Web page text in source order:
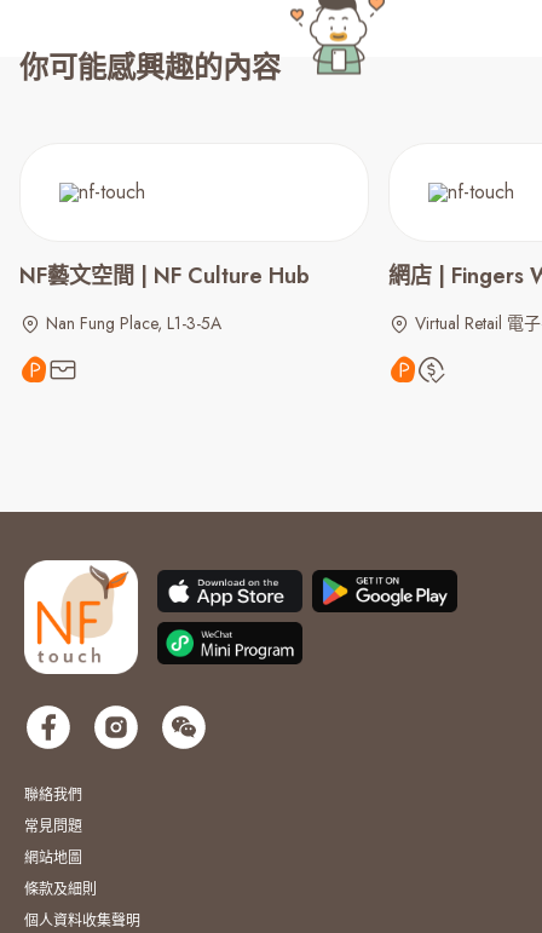
你可能感興趣的內容
NF藝文空間 | NF Culture Hub
Nan Fung Place, L1-3-5A
網店 | Fingers
Virtual Retail 電
聯絡我們
常見問題
網站地圖
條款及細則
個人資料收集聲明